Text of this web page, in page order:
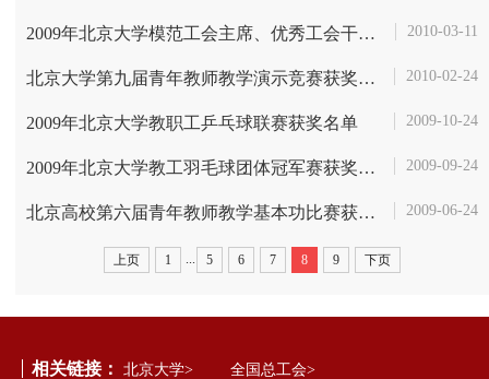
2009年北京大学模范工会主席、优秀工会干部、优秀工会积极分子 2010-03-11
北京大学第九届青年教师教学演示竞赛获奖名单 2010-02-24
2009年北京大学教职工乒乓球联赛获奖名单 2009-10-24
2009年北京大学教工羽毛球团体冠军赛获奖名单 2009-09-24
北京高校第六届青年教师教学基本功比赛获奖名单 2009-06-24
上页 1 5 6 7 8 9 下页
相关链接： 北京大学> 全国总工会>